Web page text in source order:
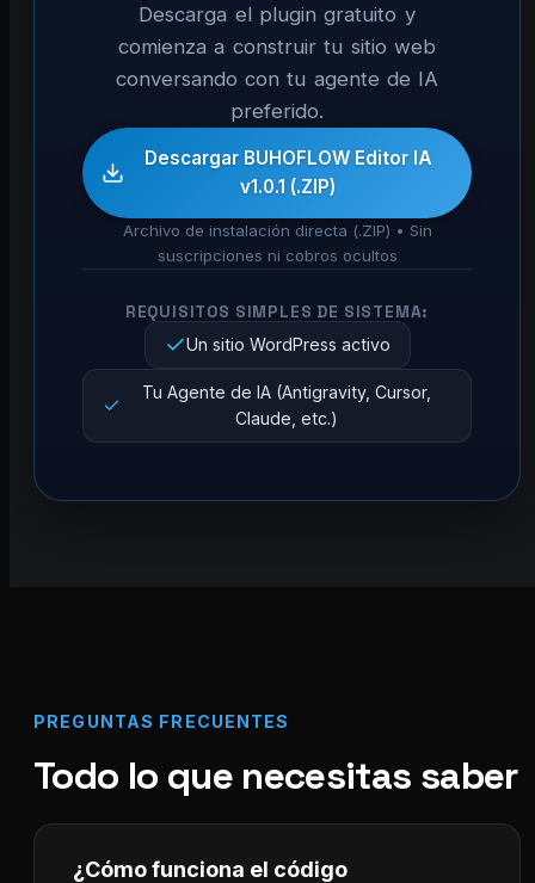
Descarga el plugin gratuito y
comienza a construir tu sitio web
conversando con tu agente de IA
preferido.
Descargar BUHOFLOW Editor IA
v1.0.1 (.ZIP)
Archivo de instalación directa (.ZIP) • Sin
suscripciones ni cobros ocultos
REQUISITOS SIMPLES DE SISTEMA:
Un sitio WordPress activo
Tu Agente de IA (Antigravity, Cursor,
Claude, etc.)
PREGUNTAS FRECUENTES
Todo lo que necesitas saber
¿Cómo funciona el código